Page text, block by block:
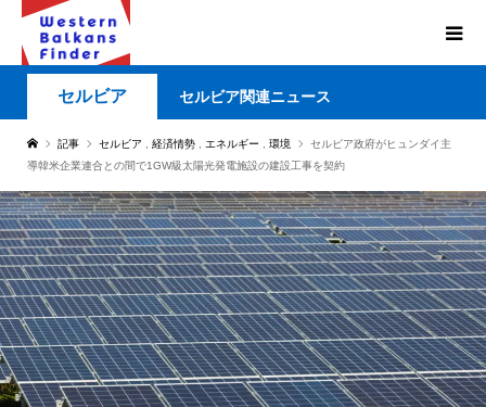
セルビア セルビア関連ニュース
記事 セルビア 経済情勢 エネルギー 環境
セルビア政府がヒュンダイ主
導韓米企業連合との間で1GW級太陽光発電施設の建設工事を契約